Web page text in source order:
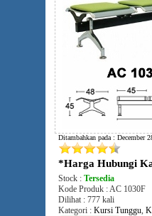
Ditambahkan pada : December
*Harga Hubungi
Stock : Tersedia
Kode Produk : AC 1030F
Dilihat : 777 kali
Kategori : Kursi Tunggu,